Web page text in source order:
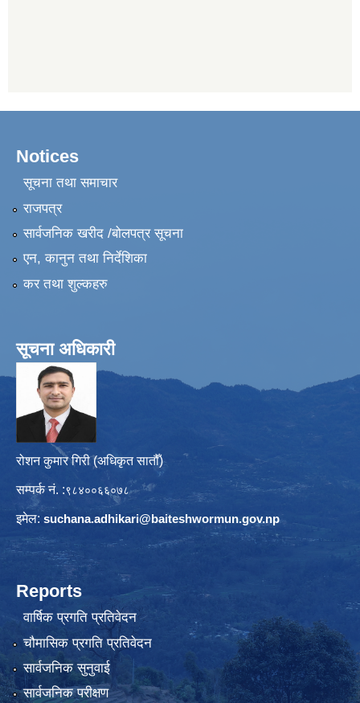
Notices
सूचना तथा समाचार
राजपत्र
सार्वजनिक खरीद /बोलपत्र सूचना
एन, कानुन तथा निर्देशिका
कर तथा शुल्कहरु
सूचना अधिकारी
रोशन कुमार गिरी (अधिकृत सातौँ)
सम्पर्क नं. :९८४००६६०७८
इमेल: suchana.adhikari@baiteshwormun.gov.np
Reports
वार्षिक प्रगति प्रतिवेदन
चौमासिक प्रगति प्रतिवेदन
सार्वजनिक सुनुवाई
सार्वजनिक परीक्षण